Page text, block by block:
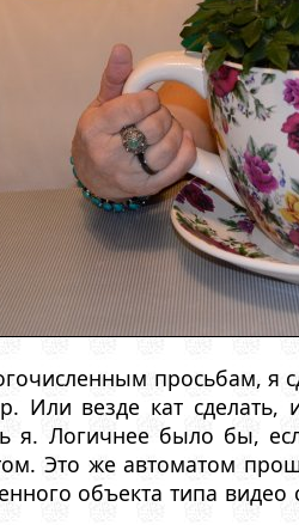
просьбам, я
везде кат
я. Логичнее было бы,
Это же автоматом
объекта типа видео